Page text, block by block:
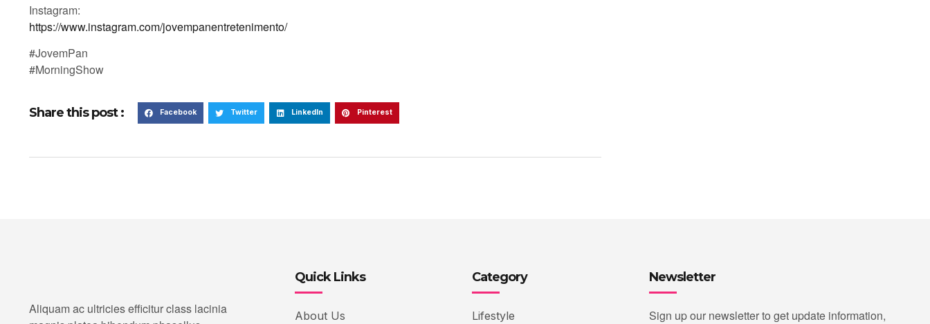
Instagram:
https://www.instagram.com/jovempanentretenimento/
#JovemPan
#MorningShow
Share this post : Facebook Twitter LinkedIn Pinterest
Aliquam ac ultricies efficitur class lacinia
Quick Links
About Us
Category
Lifestyle
Newsletter
Sign up our newsletter to get update information,